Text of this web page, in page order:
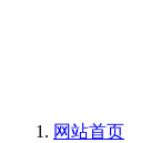
网站首页